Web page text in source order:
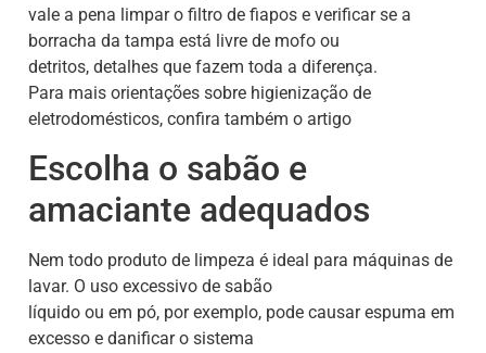
vale a pena limpar o filtro de fiapos e verificar se a
borracha da tampa está livre de mofo ou
detritos, detalhes que fazem toda a diferença.
Para mais orientações sobre higienização de
eletrodomésticos, confira também o artigo
Escolha o sabão e
amaciante adequados
Nem todo produto de limpeza é ideal para máquinas de
lavar. O uso excessivo de sabão
líquido ou em pó, por exemplo, pode causar espuma em
excesso e danificar o sistema